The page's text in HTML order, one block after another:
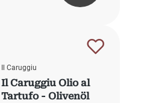
Il Caruggiu
Il Caruggiu Olio al
Tartufo - Olivenöl